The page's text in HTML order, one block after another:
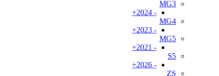
MG3
- 2024+
MG4
- 2023+
MG5
- 2021+
S5
- 2026+
ZS